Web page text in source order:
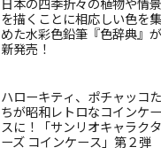
を描くことに相応しい色を集
めた水彩色鉛筆『色辞典』が
新発売！
ハローキティ、ポチャッコた
ちが昭和レトロなコインケー
スに！「サンリオキャラクタ
ーズ コインケース」第２弾